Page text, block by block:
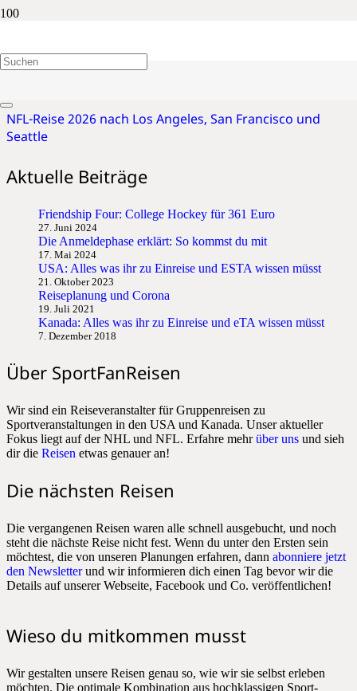
San Francisco 49ers
NFL-Reise 2026 nach Los Angeles, San Francisco und
Seattle
Aktuelle Beiträge
Friendship Four: College Hockey für 361 Euro
27. Juni 2024
Die Anmeldephase erklärt: So kommst du mit
17. Mai 2024
USA: Alles was ihr zu Einreise und ESTA wissen müsst
21. Oktober 2023
Reiseplanung und Corona
19. Juli 2021
Kanada: Alles was ihr zu Einreise und eTA wissen müsst
7. Dezember 2018
Über SportFanReisen
Wir sind ein Reiseveranstalter für Gruppenreisen zu
Sportveranstaltungen in den USA und Kanada. Unser aktueller
Fokus liegt auf der NHL und NFL. Erfahre mehrüber uns und sieh
dir die Reisen etwas genauer an!
Die nächsten Reisen
Die vergangenen Reisen waren alle schnell ausgebucht, und noch
steht die nächste Reise nicht fest. Wenn du unter den Ersten sein
möchtest, die von unseren Planungen erfahren, dann abonniere jetzt
den Newsletterund wir informieren dich einen Tag bevor wir die
Details auf unserer Webseite, Facebook und Co. veröffentlichen!
Wieso du mitkommen musst
Wir gestalten unsere Reisen genau so, wie wir sie selbst erleben
möchten. Die optimale Kombination aus hochklassigen Sport-